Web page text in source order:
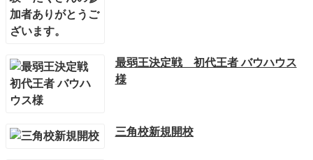
最弱王決定戦 初代王者 バウハウス
様
三角校新規開校